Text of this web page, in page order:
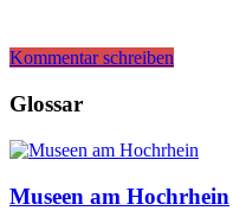
Kommentar schreiben
Glossar
Museen am Hochrhein